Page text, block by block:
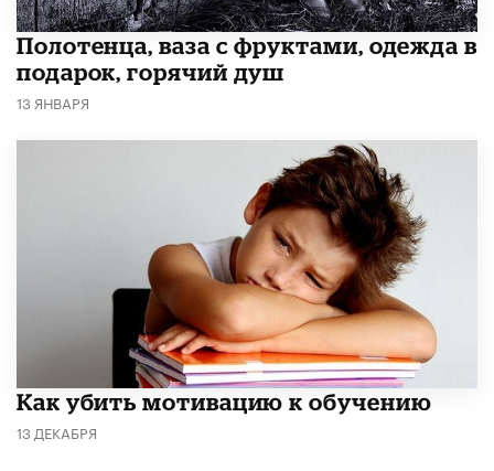
Полотенца, ваза с фруктами, одежда в
подарок, горячий душ
13 ЯНВАРЯ
Как убить мотивацию к обучению
13 ДЕКАБРЯ